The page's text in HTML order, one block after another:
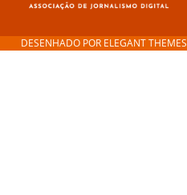
DESENHADO POR ELEGANT THEMES